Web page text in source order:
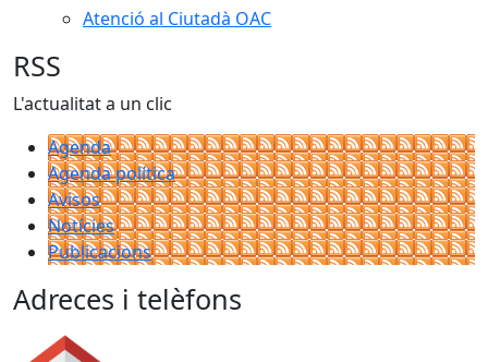
Atenció al Ciutadà OAC
RSS
L'actualitat a un clic
Agenda
Agenda política
Avisos
Notícies
Publicacions
Adreces i telèfons